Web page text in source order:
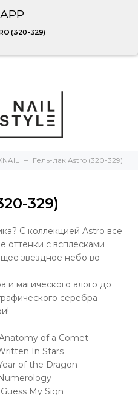
(320-329)
Гель-лак Astro (320-329)
329)
С коллекцией Astro все
оттенки с всплесками
звездное небо во
и магического алого до
серебра —
Anatomy of a Comet
In Stars
of the Dragon
My Sign